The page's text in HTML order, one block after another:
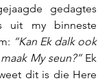
gedagtes
uit my binneste
“Kan Ek dalk ook
My seun?” Ek
dit is die Here